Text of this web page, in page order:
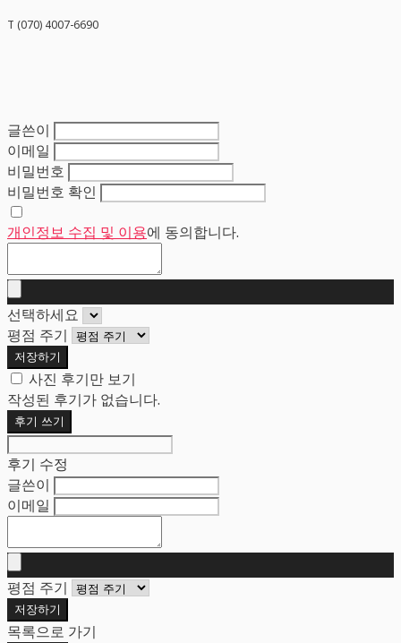
T (070) 4007-6690
글쓴이
이메일
비밀번호
비밀번호 확인
개인정보 수집 및 이용에 동의합니다.
선택하세요
평점 주기
저장하기
사진 후기만 보기
작성된 후기가 없습니다.
후기 쓰기
후기 수정
글쓴이
이메일
평점 주기
저장하기
목록으로 가기